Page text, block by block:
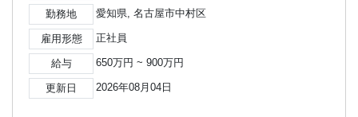
勤務地 愛知県, 名古屋市中村区
雇用形態 正社員
給与 650万円 ~ 900万円
更新日 2026年08月04日